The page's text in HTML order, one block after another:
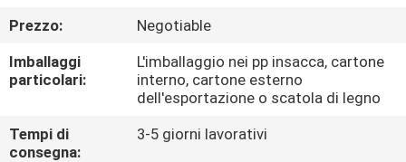
CONTROLLO
DI
QUALITÀ
CONTATTICI
Prezzo:
Negotiable
Imballaggi
particolari:
L'imballaggio nei pp insacca, cartone
interno, cartone esterno
dell'esportazione o scatola di legno
Tempi di
consegna:
3-5 giorni lavorativi